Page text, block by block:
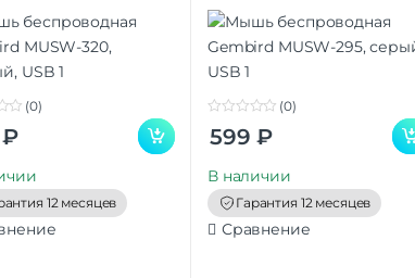
(0)
₽
12 месяцев
o
o
(0)
599 ₽
В наличии
Гарантия 12 месяцев
Сравнение